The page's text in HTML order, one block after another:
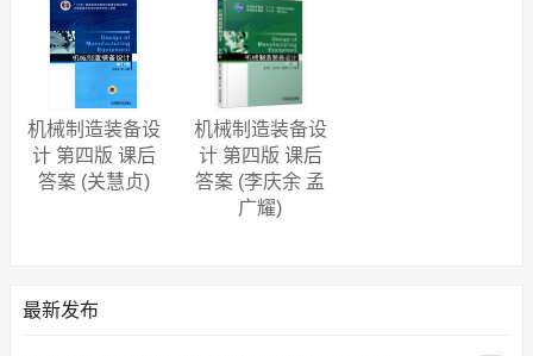
机械制造装备设
计 第四版 课后
答案 (关慧贞)
机械制造装备设
计 第四版 课后
答案 (李庆余 孟
广耀)
最新发布